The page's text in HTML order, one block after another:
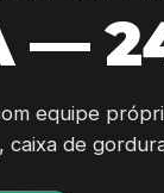
—
equipe
caixa de